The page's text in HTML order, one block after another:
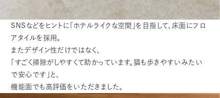
SNSなどをヒントに「ホテルライクな空間」を目指して、床面にフロ
アタイルを採用。
またデザイン性だけではなく、
「すごく掃除がしやすくて助かっています。猫も歩きやすいみたい
で安心です」と、
機能面でも高評価をいただきました。